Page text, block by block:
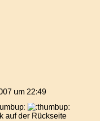
um 22:49
auf der Rückseite